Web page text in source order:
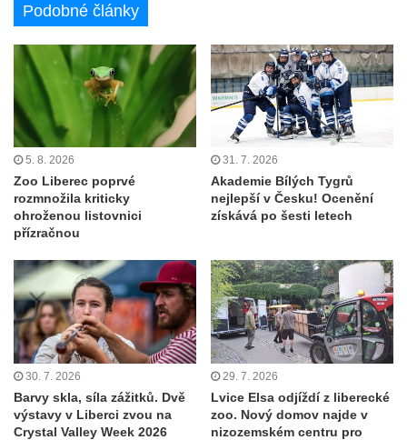
Podobné články
5. 8. 2026
Zoo Liberec poprvé
rozmnožila kriticky
ohroženou listovnici
přízračnou
31. 7. 2026
Akademie Bílých Tygrů
nejlepší v Česku! Ocenění
získává po šesti letech
30. 7. 2026
Barvy skla, síla zážitků. Dvě
výstavy v Liberci zvou na
Crystal Valley Week 2026
29. 7. 2026
Lvice Elsa odjíždí z liberecké
zoo. Nový domov najde v
nizozemském centru pro